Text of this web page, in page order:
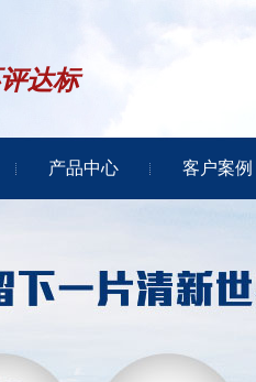
达标
产品中心 客户案例